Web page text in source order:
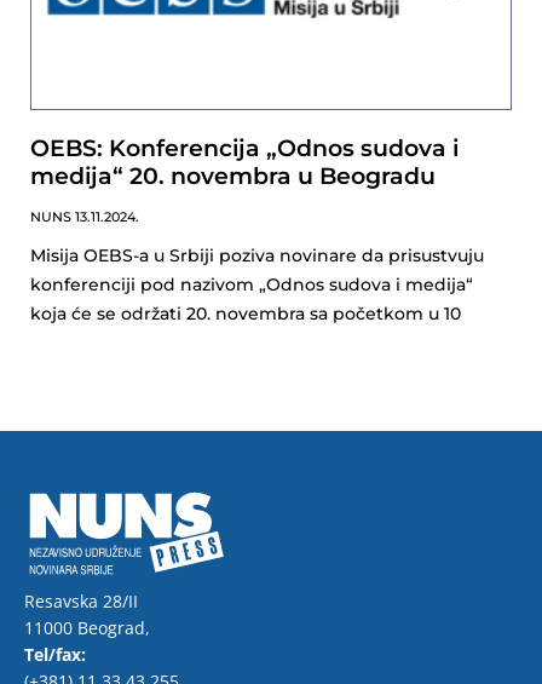
OEBS: Konferencija „Odnos sudova i
medija“ 20. novembra u Beogradu
NUNS 13.11.2024.
Misija OEBS-a u Srbiji poziva novinare da prisustvuju
konferenciji pod nazivom „Odnos sudova i medija“
koja će se održati 20. novembra sa početkom u 10
Resavska 28/II
11000 Beograd,
Tel/fax: